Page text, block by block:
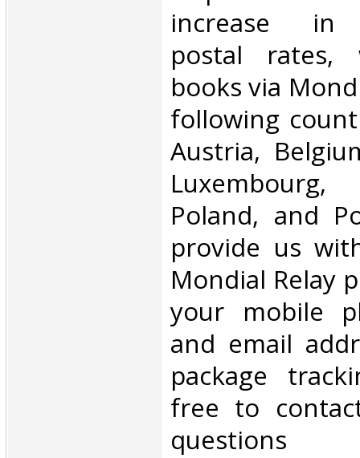
increase in
postal
books via
following
Austria,
Poland, and
provide us
Mondial Relay
your mobile
and email
package
free to
questions‎